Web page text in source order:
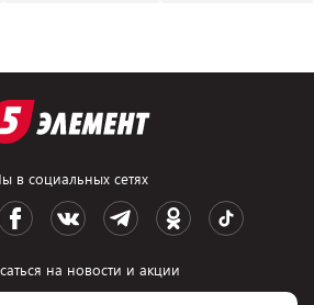
в социальных сетях
на новости и акции